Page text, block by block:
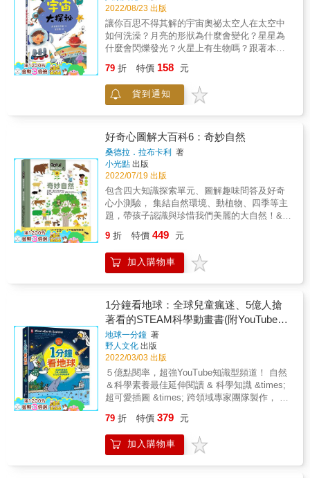
讓地理知識變得好讀好吸收。 & 3.包羅萬象的
主題內容 「神奇酷地理」系列共8本，主題包
含雨林、島嶼、沙漠、風暴、地震、火山、極
地、高山，內容有探險歷程、地科原理、生態
奇景、自然景觀、人文故事、環境省思
&hellip;&hellip;內容包羅萬象，精采可期。 & 4.
國小社會科最佳輔助教材 對於地理、大氣現象
的解釋，力求簡單扼要，難度適中、輕鬆幽默
家長與教師教學上方便實用的資料庫。 & 得獎
紀錄 & ★加拿大皇家地理學會銀獎 ★藍彼得
圖書獎 &
會有颱風？」 「橡皮擦可以把鉛筆字擦得乾乾
淨淨，為什麼不能擦掉蠟筆的痕跡？」 & 孩子
對生活周遭的事物充滿好奇，每天都有數不清
的「為什麼？」要問，儘管這些事物對大人來
說平凡無奇，對孩子而言卻是不可思議的神祕
現象。家長若能滿足孩子的好奇心，或許就能
主學習的道路。 & 為了解答孩子對「自然」的
各種疑惑，充滿好奇心的學習夥伴「阿奇」再
度登場，帶領孩子發掘大自然潛藏的奧祕。
《有趣圖解自然課》從生活中孩子經常接觸的
四大類別：植物、動物、自然現象、人造器物
切入，以趣味的方式提出問題，開啟孩子對科
學的興趣。本書一部分透過精美的插圖、清晰
的照片與簡短易懂的說明，讓不具基礎科學知
識的孩子，能用視覺來進行學習，並培養敏銳
的觀察力與好奇心；一部分則透過紙上遊戲、
趣味實驗與動手實作等活動，讓孩子能快樂探
索世界，同時建立解決問題的能力與自信。 &
家長與孩子共讀後，可以在日常生活中安排實
際的體驗，如和孩子一同探索「蔬果切開後會
是什麼樣子？」先觀察蔬果外型，再切開來觀
象。或者，當家長和孩子一起製作書中手作教
學會彈跳的「青蛙杯子」與會飛的「吸管蜻
蜓」時，可以進一步挑戰改良玩具，讓孩子處
在不斷嘗試進步的過程，必定能為孩子未來無
限的求知欲與實踐力打下良好的基礎。 &
※「準備上學嘍！」系列全套共5冊： 《準備
上學嘍！1.有趣圖解生活課》 《準備上學嘍！
2.有趣圖解健康課》 《準備上學嘍！3.有趣圖
解社會課》 《準備上學嘍！4.有趣圖解數學
課》 《準備上學嘍！5.有趣圖解自然課》 &
《1.有趣圖解生活課》帶領孩子發現生活中各
個角落隱藏的智慧，並從中理解規範、培養良
好習慣、建立生活常規。 《2.有趣圖解健康
2022/08/23 出版
讓你百思不得其解的宇宙奧祕太空人在太空中
如何洗澡？月亮的形狀為什麼會變化？星星為
什麼會閃爍發光？火星上有生物嗎？跟著本書
小知識」系列，是一套活潑好玩、生動有趣的
科學知識問答書。☆培養小朋友的觀察力和想
像力引發小朋友對各領域科學知識的探索，加
增進親子的共讀時光由專家精心編繪，為小朋
友解答各類科學知識。☆培養小朋友的科學興
趣透過簡明易懂的科學講述，幫助小朋友成為
小小科學家。
79 折 特價 158 元
貨到通知
好奇心圖解大百科6：奇妙自然
桑德拉．拉布卡利
著
小光點 出版
2022/07/19 出版
包含四大知識探索單元、圖解趣味問答及好奇
心小測驗， 集結自然環境、動植物、四季等主
題，帶孩子認識與珍惜我們美麗的大自然！& &
從哪裡來的？我們要怎麼預測天氣？ 有哪些動
物有瀕臨絕種的危機？ 大自然現在遭受了哪些
汙染呢？ 所有孩子好奇的自然知識問題，都在
孩子認識並親近自然，以及了解如何保護自
然！ & ★本系列依照主題分類，每一跨頁以問
答的方式回答孩子們最好奇的各種問題，適合
幼兒園大班至小學低年級的孩子閱讀，讓孩子
以輕鬆有趣的方式學習基礎知識。 & ★除了文
字介紹以外，書中搭配淺顯易懂的可愛插圖，
每個單元結束前還附有簡易的小測驗，讓孩子
了解各種與自然相關的知識。 & ★本系列挑選
主題包含：恐龍王國、奔向大海、我的身體、
交通工具、世界探險、奇妙自然、動物世界及
也適合做為幼兒園或學校的班級選書。 & 專家
推薦 & 國立嘉義大學生物多樣性中心專任研究
助理 林亞頎/專業審定 金鼎獎科普作家、生態
9 折 特價 449 元
加入購物車
1分鐘看地球：全球兒童瘋迷、5億人搶
著看的STEAM科學動畫書(附YouTube英
文影片Qrcode)
地球一分鐘 著
野人文化 出版
2022/03/03 出版
５億點閱率，超強YouTube知識型頻道！ 自然
＆科學素養最佳延伸閱讀 & 科學知識 &times;
超可愛插圖 &times; 跨領域專家團隊製作， 掃
分鐘看完，3秒愛上自然科！ & 美國超人氣科
普動畫YouTuber團隊‧MinuteEarth，從將近300
支熱門影片中，精選孩子最好奇的自然科學問
79 折 特價 379 元
加入購物車